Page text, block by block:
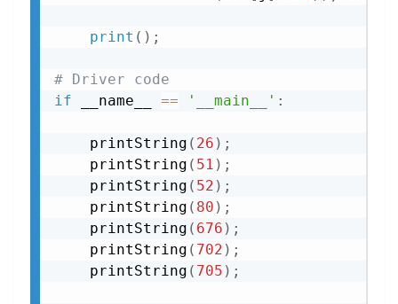
print ( ) ;
# Driver code
if __name__ == '__main__' :
    printString
( 26 ) ;
    printString
( 51 ) ;
    printString
( 52 ) ;
    printString
( 80 ) ;
    printString
( 676 ) ;
    printString
( 702 ) ;
    printString
( 705 ) ;